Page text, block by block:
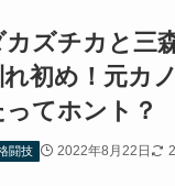
カズチカと三
初め！元カ
ってホント？
闘技 2022年8月22日